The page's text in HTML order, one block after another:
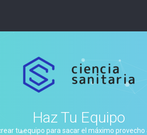
Haz Tu Equipo
tu equipo para sacar el máximo